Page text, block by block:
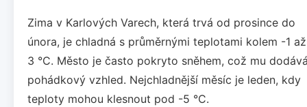
Zima v Karlových Varech, která trvá od prosince do
února, je chladná s průměrnými teplotami kolem -1 až
3 °C. Město je často pokryto sněhem, což mu
pohádkový vzhled. Nejchladnější měsíc je leden, kdy
teploty mohou klesnout pod -5 °C.